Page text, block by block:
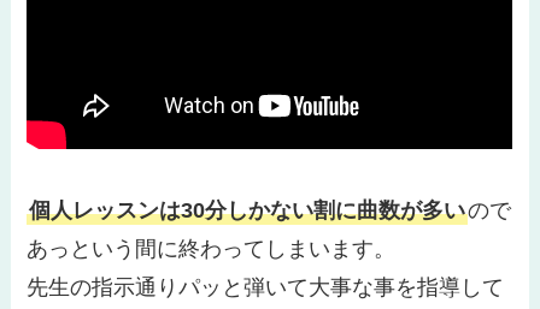
個人レッスンは30分しかない割に曲数が多いので
あっという間に終わってしまいます。
先生の指示通りパッと弾いて大事な事を指導して